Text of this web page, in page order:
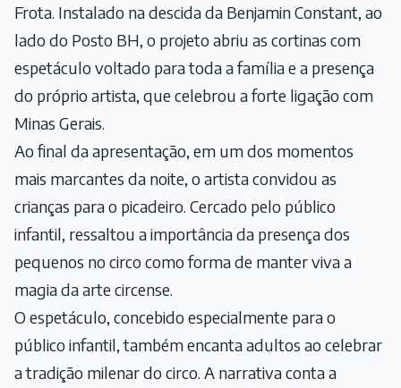
Frota. Instalado na descida da Benjamin Constant, ao
lado do Posto BH, o projeto abriu as cortinas com
espetáculo voltado para toda a família e a presença
do próprio artista, que celebrou a forte ligação com
Minas Gerais.
Ao final da apresentação, em um dos momentos
mais marcantes da noite, o artista convidou as
crianças para o picadeiro. Cercado pelo público
infantil, ressaltou a importância da presença dos
pequenos no circo como forma de manter viva a
magia da arte circense.
O espetáculo, concebido especialmente para o
público infantil, também encanta adultos ao celebrar
a tradição milenar do circo. A narrativa conta a